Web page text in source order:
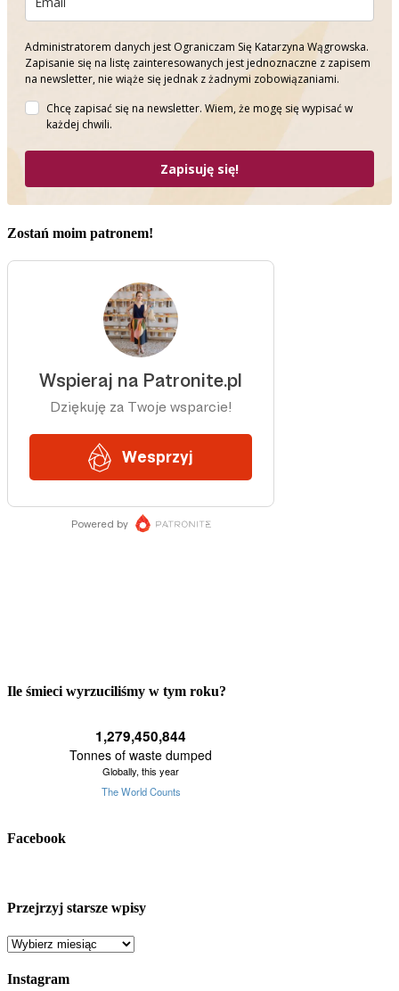
Administratorem danych jest Ograniczam Się Katarzyna Wągrowska.
Zapisanie się na listę zainteresowanych jest jednoznaczne z zapisem
na newsletter, nie wiąże się jednak z żadnymi zobowiązaniami.
Chcę zapisać się na newsletter. Wiem, że mogę się wypisać w
każdej chwili.
Zapisuję się!
Zostań moim patronem!
Ile śmieci wyrzuciliśmy w tym roku?
Facebook
Przejrzyj starsze wpisy
Przejrzyj
wpisy
Instagram